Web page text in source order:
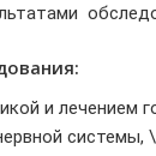
и